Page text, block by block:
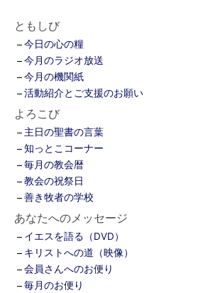
ともしび
今日の心の糧
今月のラジオ放送
今月の機関紙
活動紹介とご支援のお願い
よろこび
主日の聖書の言葉
知っとこコーナー
毎月の教会暦
教会の祝祭日
善き牧者の学校
あなたへのメッセージ
イエスを語る（DVD）
キリストへの道（映像）
会員さんへのお便り
毎月のお便り